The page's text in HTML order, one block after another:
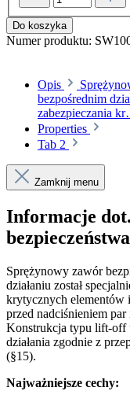
Do koszyka
Numer produktu:
Opis
bezpośrednim
zabezpieczania
Properties
Tab 2
Zamknij menu
Informacje
Sprężynowy zawór
działaniu został
krytycznych elementów
przed nadciśnieniem
Konstrukcja typu lift-off
działania zgodnie z
(§15).
Najważniejsze cechy: